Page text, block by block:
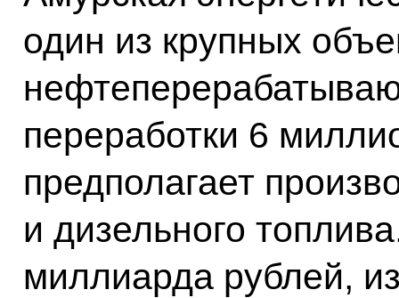
один из крупных
переработки 6
предполагает
и дизельного
миллиарда рублей,